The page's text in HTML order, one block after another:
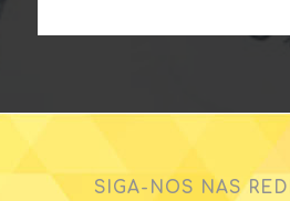
SIGA-NOS NAS